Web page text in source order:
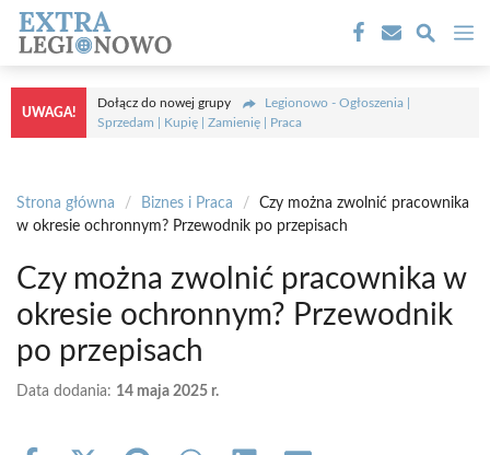
Przejdź
treści
UWAGA!
Dołącz do nowej grupy
Legionowo - Ogłoszenia |
Sprzedam | Kupię | Zamienię | Praca
Strona główna / Biznes i Praca /
Czy można zwolnić pracownika
w okresie ochronnym? Przewodnik po przepisach
Czy można zwolnić pracownika w
okresie ochronnym? Przewodnik
po przepisach
Data dodania: 14 maja 2025 r.